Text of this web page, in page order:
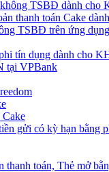
TSBĐ dành cho
thanh toán Cake
TSBĐ trên ứng
tín dụng dành cho
tại VPBank
gửi có kỳ hạn bằng
thanh toán, Thẻ mở